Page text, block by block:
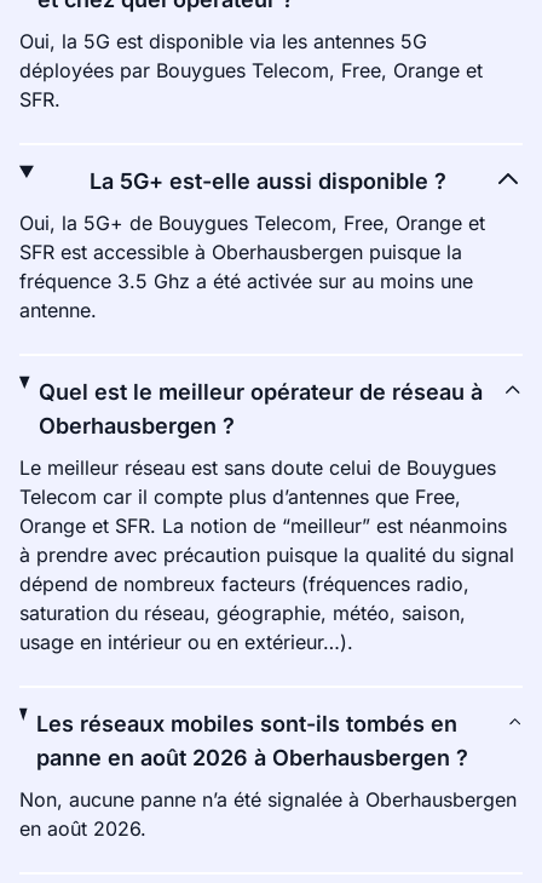
Oui, la 5G est disponible via les antennes 5G
déployées par Bouygues Telecom, Free, Orange et
SFR.
La 5G+ est-elle aussi disponible ?
Oui, la 5G+ de Bouygues Telecom, Free, Orange et
SFR est accessible à Oberhausbergen puisque la
fréquence 3.5 Ghz a été activée sur au moins une
antenne.
Quel est le meilleur opérateur de réseau à
Oberhausbergen ?
Le meilleur réseau est sans doute celui de Bouygues
Telecom car il compte plus d’antennes que Free,
Orange et SFR. La notion de “meilleur” est néanmoins
à prendre avec précaution puisque la qualité du signal
dépend de nombreux facteurs (fréquences radio,
saturation du réseau, géographie, météo, saison,
usage en intérieur ou en extérieur…).
Les réseaux mobiles sont-ils tombés en
panne en août 2026 à Oberhausbergen ?
Non, aucune panne n’a été signalée à Oberhausbergen
en août 2026.